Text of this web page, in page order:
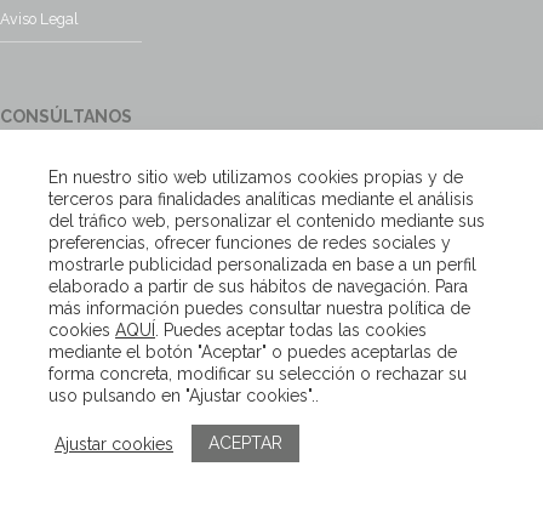
Aviso Legal
CONSÚLTANOS
encantados
Escríbenos
Copyright – Van Beveren 2020
En nuestro sitio web utilizamos cookies propias y de
terceros para finalidades analíticas mediante el análisis
del tráfico web, personalizar el contenido mediante sus
preferencias, ofrecer funciones de redes sociales y
mostrarle publicidad personalizada en base a un perfil
elaborado a partir de sus hábitos de navegación. Para
más información puedes consultar nuestra política de
cookies AQUÍ
. Puedes aceptar todas las cookies
mediante el botón "Aceptar" o puedes aceptarlas de
forma concreta, modificar su selección o rechazar su
uso pulsando en "Ajustar cookies"..
Ajustar cookies ACEPTAR